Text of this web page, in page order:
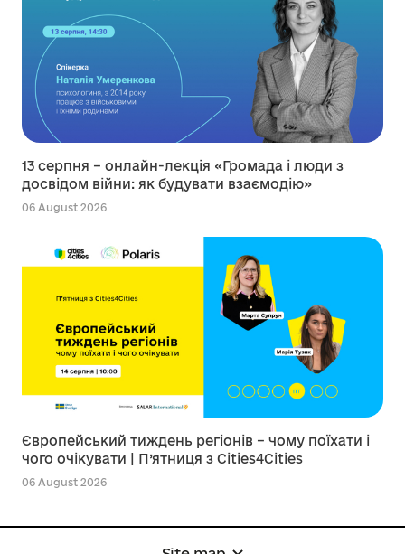
13 серпня – онлайн-лекція «Громада і люди з
досвідом війни: як будувати взаємодію»
06 August 2026
Європейський тиждень регіонів – чому поїхати і
чого очікувати | П’ятниця з Cities4Cities
06 August 2026